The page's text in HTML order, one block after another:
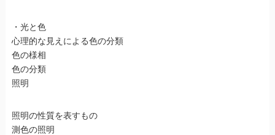
・光と色
心理的な見えによる色の分類
色の様相
色の分類
照明
照明の性質を表すもの
測色の照明